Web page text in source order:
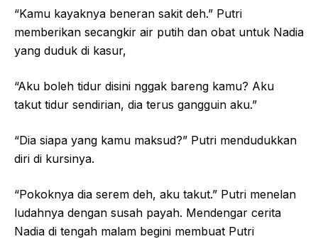
“Kamu kayaknya beneran sakit deh.” Putri
memberikan secangkir air putih dan obat untuk Nadia
yang duduk di kasur,
“Aku boleh tidur disini nggak bareng kamu? Aku
takut tidur sendirian, dia terus gangguin aku.”
“Dia siapa yang kamu maksud?” Putri mendudukkan
diri di kursinya.
“Pokoknya dia serem deh, aku takut.” Putri menelan
ludahnya dengan susah payah. Mendengar cerita
Nadia di tengah malam begini membuat Putri